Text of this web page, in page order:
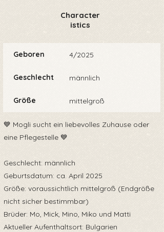
Character
istics
Geboren 4/2025
Geschlecht männlich
Größe mittelgroß
💙 Mogli sucht ein liebevolles Zuhause oder
eine Pflegestelle 💙
Geschlecht: männlich
Geburtsdatum: ca. April 2025
Größe: voraussichtlich mittelgroß (Endgröße
nicht sicher bestimmbar)
Brüder: Mo, Mick, Mino, Miko und Matti
Aktueller Aufenthaltsort: Bulgarien